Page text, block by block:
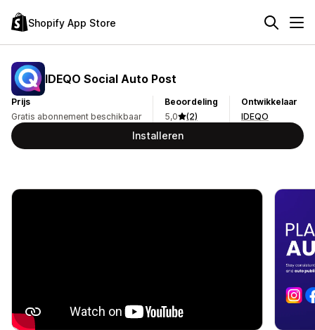
Shopify App Store
IDEQO Social Auto Post
Prijs
Gratis abonnement beschikbaar
Beoordeling
5,0
(2)
Ontwikkelaar
IDEQO
Installeren